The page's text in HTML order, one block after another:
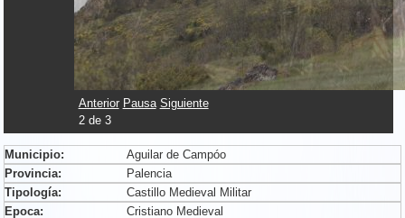
Anterior Pausa Siguiente
2de 3
Municipio:
Aguilar de Campóo
Provincia:
Palencia
Tipología:
Castillo Medieval Militar
Epoca:
Cristiano Medieval